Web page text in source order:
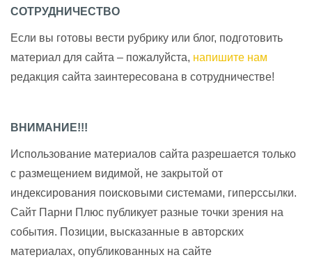
СОТРУДНИЧЕСТВО
Если вы готовы вести рубрику или блог, подготовить
материал для сайта – пожалуйста, напишите нам
редакция сайта заинтересована в сотрудничестве!
ВНИМАНИЕ!!!
Использование материалов сайта разрешается только
с размещением видимой, не закрытой от
индексирования поисковыми системами, гиперссылки.
Сайт Парни Плюс публикует разные точки зрения на
события. Позиции, высказанные в авторских
материалах, опубликованных на сайте